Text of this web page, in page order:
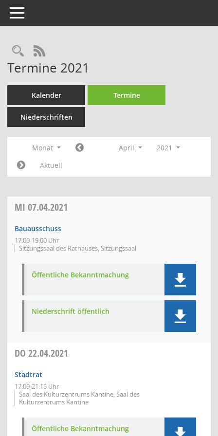
Toggle navigation
Rechercheauswahl
RSS-Feed
Termine 2021
Kalender Termine
Niederschriften
Monat April
2021
Aktuell
MI 07.04.2021
Bauausschuss
17:00-19:00 Uhr
Sitzungssaal des Rathauses, Sitzungssaal
Öffentliche Bekanntmachung
Niederschrift öffentlich
DO 22.04.2021
Stadtrat
17:00-21:15 Uhr
Saal des Kulturzentrums Kantine, Saal des
Kulturzentrums Kantine
Öffentliche Bekanntmachung